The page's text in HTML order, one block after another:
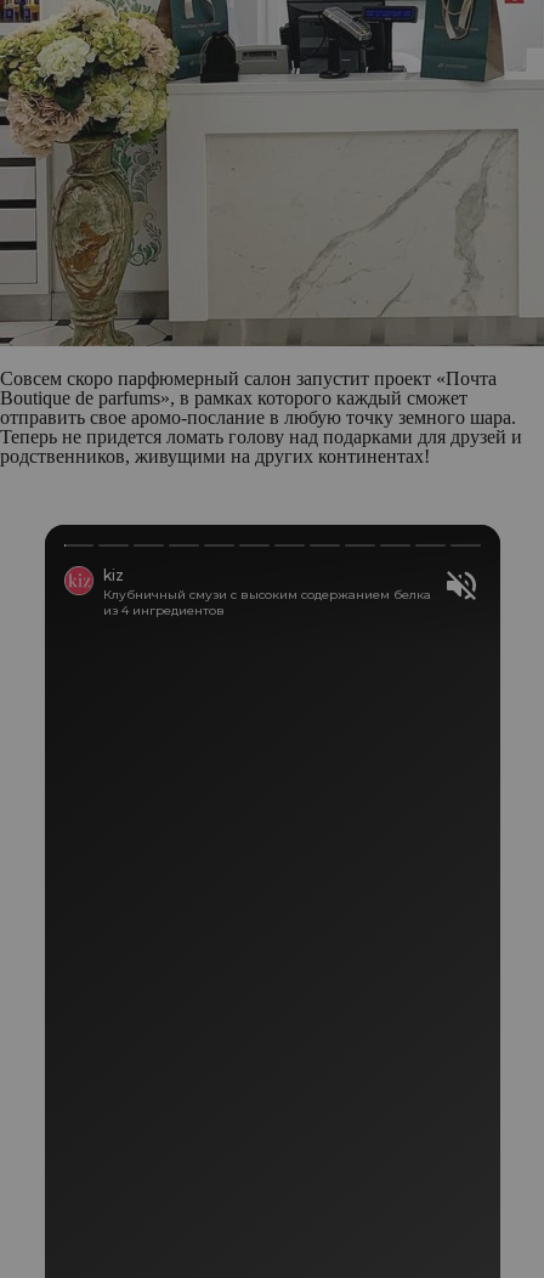
Совсем скоро парфюмерный салон запустит проект «Почта
Boutique de parfums», в рамках которого каждый сможет
отправить свое аромо-послание в любую точку земного шара.
Теперь не придется ломать голову над подарками для друзей и
родственников, живущими на других континентах!